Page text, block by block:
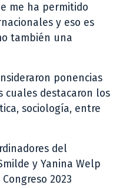
me ha permitido
y eso es
también una
ponencias
cuales destacaron los
sociología, entre
del
y Yanina Welp
2023